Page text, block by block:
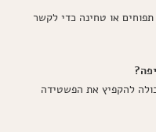
או טחינה כדי לקשר
להקפיץ את הפשטידה